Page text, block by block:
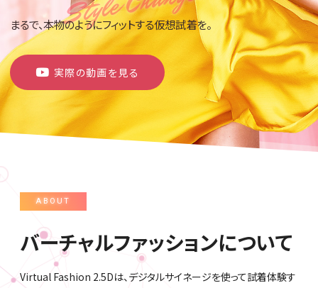
まるで、本物のようにフィットする仮想試着を。
実際の動画を見る
ABOUT
バーチャルファッションについて
Virtual Fashion 2.5Dは、デジタルサイネージを使って試着体験す